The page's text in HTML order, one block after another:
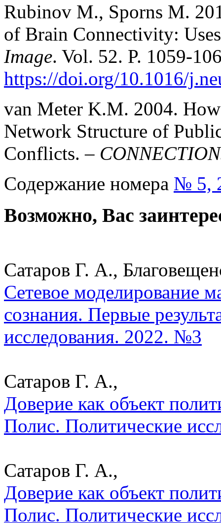
Rubinov M., Sporns M.
of Brain Connectivity:
Image. Vol. 52. P. 1059-
https://doi.org/10.1016/
van Meter K.M. 2004.
Network Structure of
Conflicts. –
Содержание номера № 5,
Возможно, Вас
Сатаров Г. А.,
Сетевое моделирование
сознания. Первые
исследования. 2022. №3
Сатаров Г. А.,
Доверие как объект
Полис. Политические
Сатаров Г. А.,
Доверие как объект
Полис. Политические